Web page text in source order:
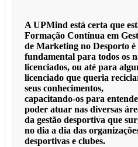
A UPMind está certa que
Formação Contínua em
de Marketing no Desporto é
fundamental para todos os
licenciados, ou até para
licenciado que queria
seus conhecimentos,
capacitando-os para
poder atuar nas diversas
da gestão desportiva que
no dia a dia das
desportivas e clubes.